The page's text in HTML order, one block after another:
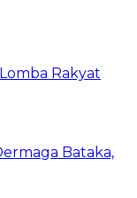
Rakyat
Bataka,